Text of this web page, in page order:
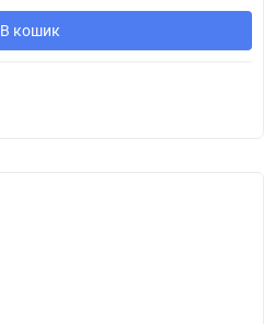
В кошик